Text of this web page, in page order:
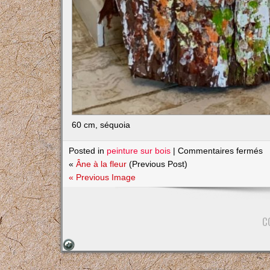
60 cm, séquoia
Posted in peinture sur bois| Commentaires ferméssur
et
« Âne à la fleur(Previous Post)
« Previous Image